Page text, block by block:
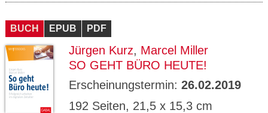
BUCH EPUB PDF
Jürgen Kurz, Marcel Miller
SO GEHT BÜRO HEUTE!
Erscheinungstermin: 26.02.2019
192 Seiten, 21,5 x 15,3 cm